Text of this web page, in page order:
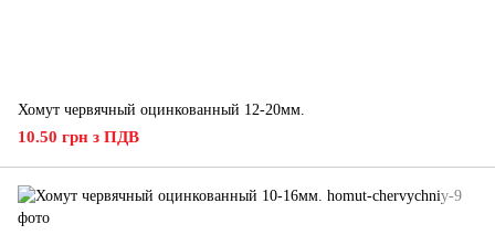
Хомут червячный оцинкованный 12-20мм.
10.50 грн з ПДВ